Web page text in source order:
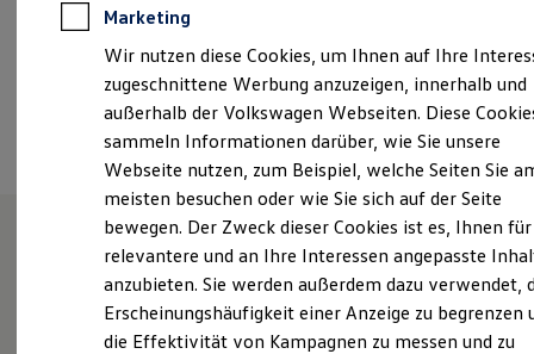
Reparatur & Service
Sommer-Special
Reparatur, Pflege & Inspektion
Servicetermin anfragen
Service-Vorteile bei Volkswagen Nutzfahrzeuge
ServicePlus
Economy Service
Räder & Reifen Service
Ersatzfahrzeuge
Notdienst und Pannenhilfe
Software, Konnektivität & Apps
California App
VW Connect für Ihren Transporter/Caravelle
VW Connect für Ihren Amarok
VW Connect für andere Modelle
Ansprechpartner
Termin vereinbaren
Unsere Leistungenim
Überblick
Marketing
Wir nutzen diese Cookies, um Ihnen auf Ihre
zugeschnittene Werbung anzuzeigen, innerhalb und
außerhalb der Volkswagen Webseiten. Diese
sammeln Informationen darüber, wie Sie unsere
Webseite nutzen, zum Beispiel, welche Seiten Sie
meisten besuchen oder wie Sie sich auf der Seite
bewegen. Der Zweck dieser Cookies ist es, Ihnen für
relevantere und an Ihre Interessen angepasste
anzubieten. Sie werden außerdem dazu verwendet,
Erscheinungshäufigkeit einer Anzeige zu begrenzen
die Effektivität von Kampagnen zu messen und zu